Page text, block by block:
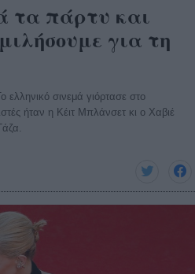
τα πάρτυ και
για τη
ελληνικό σινεμά γιόρτασε στο
ήταν η Κέιτ Μπλάνσετ κι ο Χαβιέ